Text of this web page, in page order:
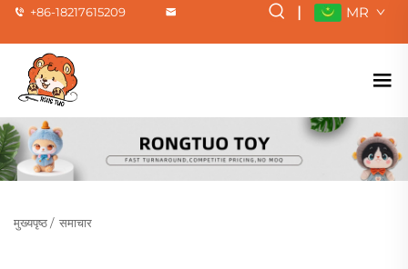
+86-18217615209 | MR
मुख्यपृष्ठ/ समाचार